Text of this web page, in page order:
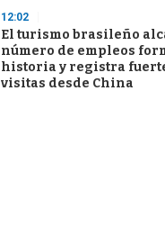
12:02
El turismo brasileño
número de empleos
historia y registra
visitas desde China